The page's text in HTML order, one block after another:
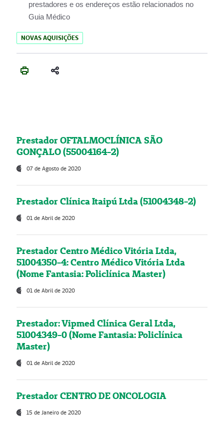
prestadores e os endereços estão relacionados no
Guia Médico
NOVAS AQUISIÇÕES
Prestador OFTALMOCLÍNICA SÃO
GONÇALO (55004164-2)
07 de Agosto de 2020
Prestador Clínica Itaipú Ltda (51004348-2)
01 de Abril de 2020
Prestador Centro Médico Vitória Ltda,
51004350-4: Centro Médico Vitória Ltda
(Nome Fantasia: Policlínica Master)
01 de Abril de 2020
Prestador: Vipmed Clínica Geral Ltda,
51004349-0 (Nome Fantasia: Policlínica
Master)
01 de Abril de 2020
Prestador CENTRO DE ONCOLOGIA
15 de Janeiro de 2020